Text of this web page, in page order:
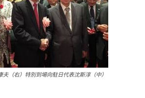
夫（右）特別到場向駐日代表沈斯淳（中）